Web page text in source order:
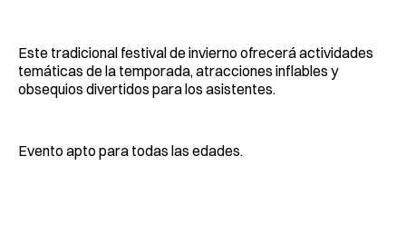
Este tradicional festival de invierno ofrecerá actividades
temáticas de la temporada, atracciones inflables y
obsequios divertidos para los asistentes.
Evento apto para todas las edades.